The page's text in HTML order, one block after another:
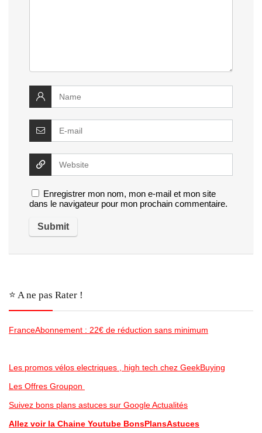
Enregistrer mon nom, mon e-mail et mon site
dans le navigateur pour mon prochain commentaire.
⭐️ A ne pas Rater !
FranceAbonnement : 22€ de réduction sans minimum
Les promos vélos electriques , high tech chez GeekBuying
Les Offres Groupon
Suivez bons plans astuces sur Google Actualités
Allez voir la Chaine Youtube BonsPlansAstuces